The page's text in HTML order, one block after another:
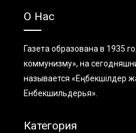
О Нас
Газета образована в 1935
коммунизму», на
называется «Еңбекшiлдер
Енбекшильдерья».
Категория